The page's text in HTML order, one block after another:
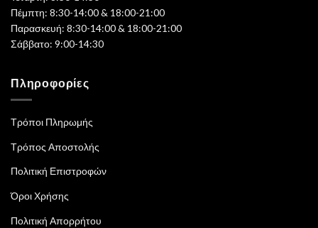
Πέμπτη: 8:30-14:00 & 18:00-21:00
Παρασκευή: 8:30-14:00 & 18:00-21:00
Σάββατο: 9:00-14:30
Πληροφορίες
Τρόποι Πληρωμής
Τρόπος Αποστολής
Πολιτική Επιστροφών
Όροι Χρήσης
Πολιτική Απορρήτου